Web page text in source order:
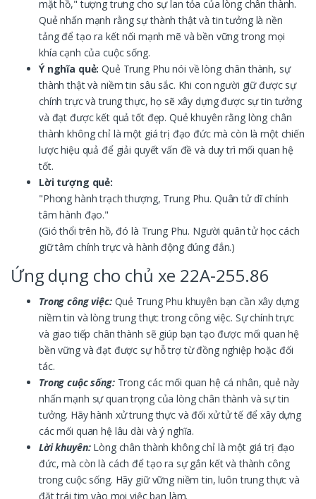
mặt hồ," tượng trưng cho sự lan tỏa của lòng chân thành.
Quẻ nhấn mạnh rằng sự thành thật và tin tưởng là nền
tảng để tạo ra kết nối mạnh mẽ và bền vững trong mọi
khía cạnh của cuộc sống.
Ý nghĩa quẻ: Quẻ Trung Phu nói về lòng chân thành, sự
thành thật và niềm tin sâu sắc. Khi con người giữ được sự
chính trực và trung thực, họ sẽ xây dựng được sự tin tưởng
và đạt được kết quả tốt đẹp. Quẻ khuyên rằng lòng chân
thành không chỉ là một giá trị đạo đức mà còn là một chiến
lược hiệu quả để giải quyết vấn đề và duy trì mối quan hệ
tốt.
Lời tượng quẻ:
"Phong hành trạch thượng, Trung Phu. Quân tử dĩ chính
tâm hành đạo."
(Gió thổi trên hồ, đó là Trung Phu. Người quân tử học cách
giữ tâm chính trực và hành động đúng đắn.)
Ứng dụng cho chủ xe 22A-255.86
Trong công việc:Quẻ Trung Phu khuyên bạn cần xây dựng
niềm tin và lòng trung thực trong công việc. Sự chính trực
và giao tiếp chân thành sẽ giúp bạn tạo được mối quan hệ
bền vững và đạt được sự hỗ trợ từ đồng nghiệp hoặc đối
tác.
Trong cuộc sống:Trong các mối quan hệ cá nhân, quẻ này
nhấn mạnh sự quan trọng của lòng chân thành và sự tin
tưởng. Hãy hành xử trung thực và đối xử tử tế để xây dựng
các mối quan hệ lâu dài và ý nghĩa.
Lời khuyên:Lòng chân thành không chỉ là một giá trị đạo
đức, mà còn là cách để tạo ra sự gắn kết và thành công
trong cuộc sống. Hãy giữ vững niềm tin, luôn trung thực và
đặt trái tim vào mọi việc bạn làm.